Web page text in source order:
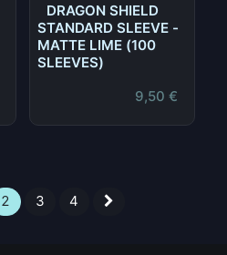
DRAGON SHIELD
STANDARD SLEEVE -
MATTE LIME (100
SLEEVES)
9,50 €
2 3 4